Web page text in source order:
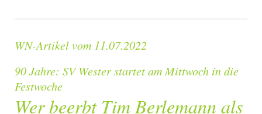
WN-Artikel vom 11.07.2022
90 Jahre: SV Wester startet am Mittwoch in die
Festwoche
Wer beerbt Tim Berlemann als